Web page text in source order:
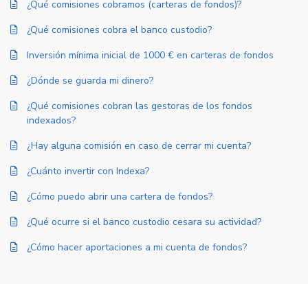
¿Qué comisiones cobramos (carteras de fondos)?
¿Qué comisiones cobra el banco custodio?
Inversión mínima inicial de 1000 € en carteras de fondos
¿Dónde se guarda mi dinero?
¿Qué comisiones cobran las gestoras de los fondos
indexados?
¿Hay alguna comisión en caso de cerrar mi cuenta?
¿Cuánto invertir con Indexa?
¿Cómo puedo abrir una cartera de fondos?
¿Qué ocurre si el banco custodio cesara su actividad?
¿Cómo hacer aportaciones a mi cuenta de fondos?